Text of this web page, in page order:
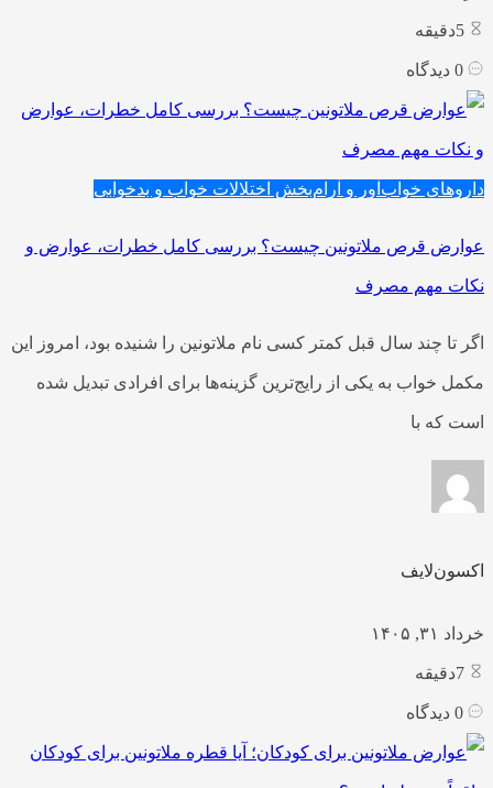
دقیقه
دیدگاه
داروهای خواب‌آور و آرام‌بخش اختلالات خواب و بدخوابی
عوارض قرص ملاتونین چیست؟ بررسی کامل خطرات، عوارض و
نکات مهم مصرف
اگر تا چند سال قبل کمتر کسی نام ملاتونین را شنیده بود، امروز این
مکمل خواب به یکی از رایج‌ترین گزینه‌ها برای افرادی تبدیل شده
است که با
اکسون‌لایف
خرداد ۳۱, ۱۴۰۵
دقیقه
دیدگاه